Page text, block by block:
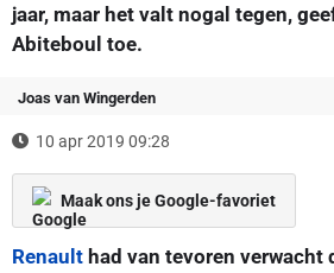
jaar, maar het valt nogal tegen,
Abiteboul toe.
Joas van Wingerden
10 apr 2019 09:28
Maak ons je Google-favoriet
Renault had van tevoren verwacht